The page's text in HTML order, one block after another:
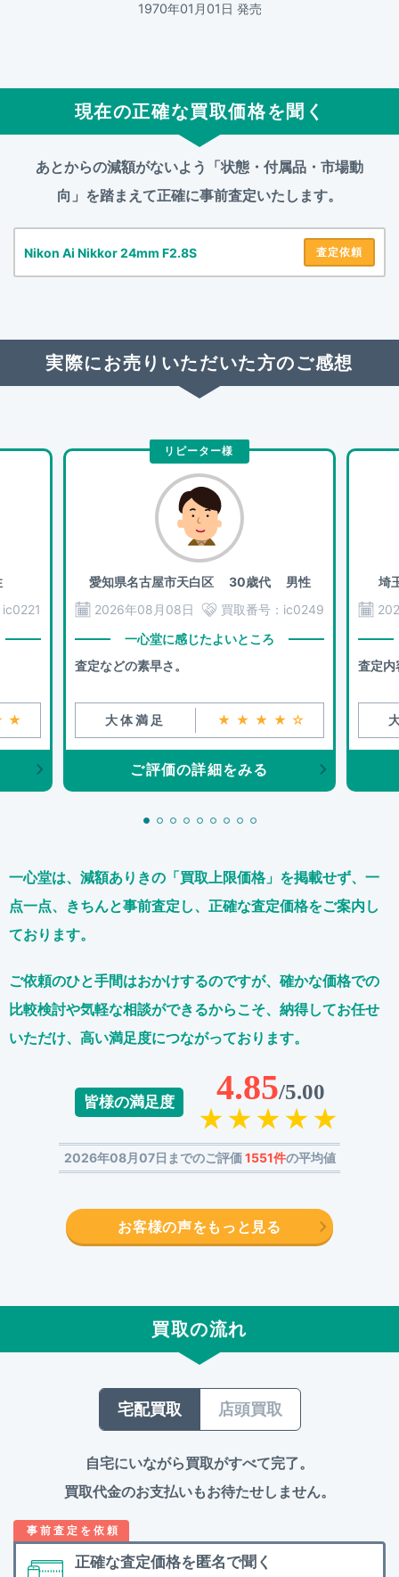
1970年01月01日 発売
現在の正確な買取価格を聞く
あとからの減額がないよう「状態・付属品・市場動
向」を踏まえて正確に事前査定いたします。
Nikon Ai Nikkor 24mm F2.8S 査定依頼
実際にお売りいただいた方のご感想
ic0221
リピーター様
愛知県名古屋市天白区30歳代 男性
2026年08月08日
買取番号： ic0249
一心堂に感じたよいところ
査定などの素早さ。
大体満足 ★★★★☆
ご評価の詳細をみる
埼
査定内
一心堂は、減額ありきの「買取上限価格」を掲載せず、 一
点一点、きちんと事前査定し、正確な査定価格をご案内し
ております。
ご依頼のひと手間はおかけするのですが、 確かな価格での
比較検討や気軽な相談ができるからこそ、 納得してお任せ
いただけ、高い満足度につながっております。
皆様の満足度 4.85/5.00
2026年08月07日までのご評価1551件の平均値
お客様の声をもっと見る
買取の流れ
宅配買取 店頭買取
自宅にいながら買取がすべて完了。
買取代金のお支払いもお待たせしません。
正確な査定価格を 匿名で聞く